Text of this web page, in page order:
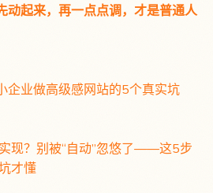
动起来，再一点点调，才是普通人
企业做高级感网站的5个真实坑
现？别被“自动”忽悠了——这5步
才懂